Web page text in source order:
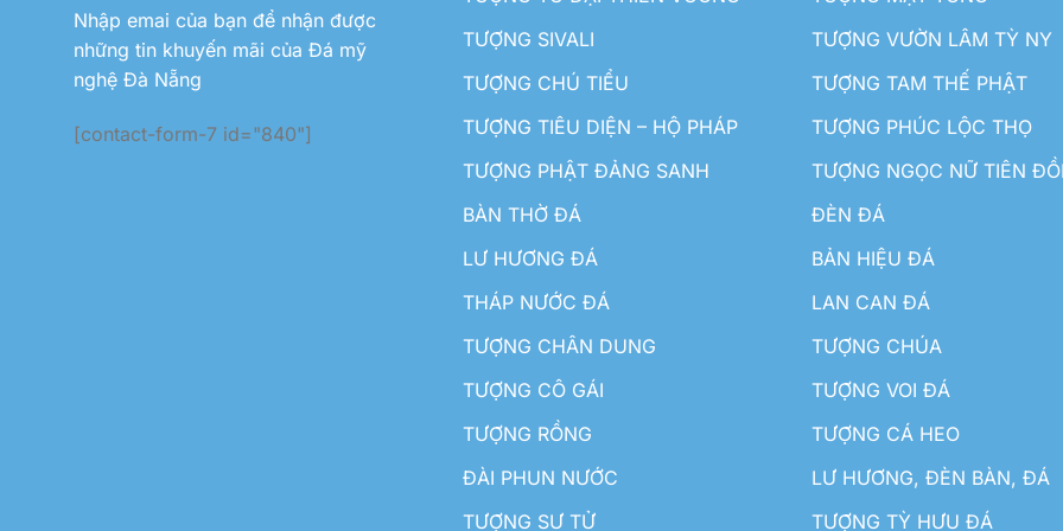
Nhập emai của bạn để nhận được
những tin khuyến mãi của Đá mỹ
nghệ Đà Nẵng
[contact-form-7 id="840"]
TƯỢNG SIVALI
TƯỢNG VƯỜN LÂM TỲ NY
TƯỢNG CHÚ TIỂU
TƯỢNG TAM THẾ PHẬT
TƯỢNG TIÊU DIỆN – HỘ PHÁP
TƯỢNG PHÚC LỘC THỌ
TƯỢNG PHẬT ĐẢNG SANH
TƯỢNG NGỌC NỮ TIÊN
BÀN THỜ ĐÁ
ĐÈN ĐÁ
LƯ HƯƠNG ĐÁ
BẢN HIỆU ĐÁ
THÁP NƯỚC ĐÁ
LAN CAN ĐÁ
TƯỢNG CHÂN DUNG
TƯỢNG CHÚA
TƯỢNG CÔ GÁI
TƯỢNG VOI ĐÁ
TƯỢNG RỒNG
TƯỢNG CÁ HEO
ĐÀI PHUN NƯỚC
LƯ HƯƠNG, ĐÈN BÀN, ĐÁ
TƯỢNG SƯ TỬ
TƯỢNG TỲ HƯU ĐÁ